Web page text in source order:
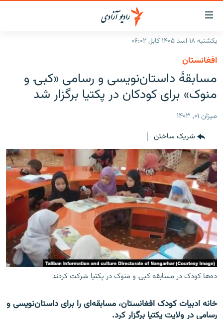
لینک‌های
قابل
دسترسی
به
متن
اصلی
بازگشت
منوی
مراجعه
به
صفحه
جستجو
گزارش‌ها
افغانستان
جهان
خبرها
مصاحبه‌ها
برنامه‌ها
مجموعه تصویری
ورزش
بحران مهاجرت
'کووید-۱۹'
تماس
صفحه پشتو
Azadi English
به ما بپیوندید
یکشنبه ۱۸ اسد ۱۴۰۵ کابل ۰۶:۰۲
افغانستان
مسابقۀ داستان‌نویسی و رسامی «کبۍ و
منوک» برای کودکان در پکتیا برگزار شد
ميزان ۰۱, ۱۴۰۳
شریک ساختن
ده‌ها کودک در مسابقه کبۍ و منوک در پکتیا شرکت کردند
خانه ادبیات کودک افغانستان، مسابقه‌ای را برای داستان‌نویسی و
رسامی در ولایت پکتیا برگزار کرد.